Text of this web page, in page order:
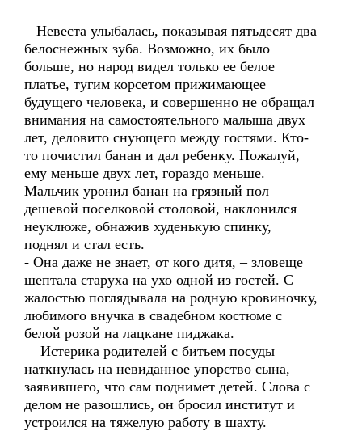
Невеста улыбалась, показывая пятьдесят два
белоснежных зуба. Возможно, их было
больше, но народ видел только ее белое
платье, тугим корсетом прижимающее
будущего человека, и совершенно не обращал
внимания на самостоятельного малыша двух
лет, деловито снующего между гостями. Кто-
то почистил банан и дал ребенку. Пожалуй,
ему меньше двух лет, гораздо меньше.
Мальчик уронил банан на грязный пол
дешевой поселковой столовой, наклонился
неуклюже, обнажив худенькую спинку,
поднял и стал есть.
- Она даже не знает, от кого дитя, – зловеще
шептала старуха на ухо одной из гостей. С
жалостью поглядывала на родную кровиночку,
любимого внучка в свадебном костюме с
белой розой на лацкане пиджака.
Истерика родителей с битьем посуды
наткнулась на невиданное упорство сына,
заявившего, что сам поднимет детей. Слова с
делом не разошлись, он бросил институт и
устроился на тяжелую работу в шахту.